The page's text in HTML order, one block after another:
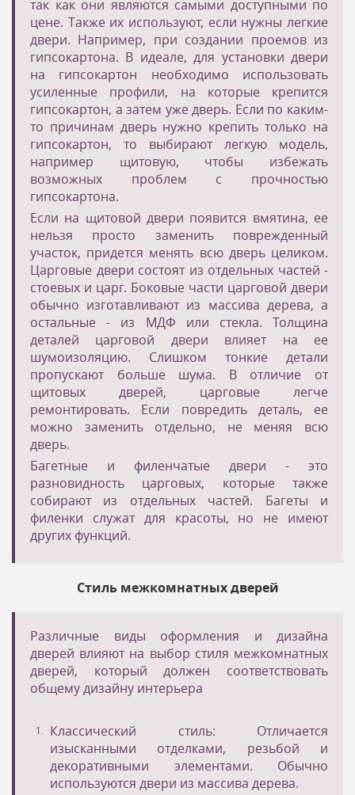
так как они являются самыми доступными по
цене. Также их используют, если нужны легкие
двери. Например, при создании проемов из
гипсокартона. В идеале, для установки двери
на гипсокартон необходимо использовать
усиленные профили, на которые крепится
гипсокартон, а затем уже дверь. Если по каким-
то причинам дверь нужно крепить только на
гипсокартон, то выбирают легкую модель,
например щитовую, чтобы избежать
возможных проблем с прочностью
гипсокартона.
Если на щитовой двери появится вмятина, ее
нельзя просто заменить поврежденный
участок, придется менять всю дверь целиком.
Царговые двери состоят из отдельных частей -
стоевых и царг. Боковые части царговой двери
обычно изготавливают из массива дерева, а
остальные - из МДФ или стекла. Толщина
деталей царговой двери влияет на ее
шумоизоляцию. Слишком тонкие детали
пропускают больше шума. В отличие от
щитовых дверей, царговые легче
ремонтировать. Если повредить деталь, ее
можно заменить отдельно, не меняя всю
дверь.
Багетные и филенчатые двери - это
разновидность царговых, которые также
собирают из отдельных частей. Багеты и
филенки служат для красоты, но не имеют
других функций.
Стиль межкомнатных дверей
Различные виды оформления и дизайна
дверей влияют на выбор стиля межкомнатных
дверей, который должен соответствовать
общему дизайну интерьера
Классический стиль: Отличается
изысканными отделками, резьбой и
декоративными элементами. Обычно
используются двери из массива дерева.